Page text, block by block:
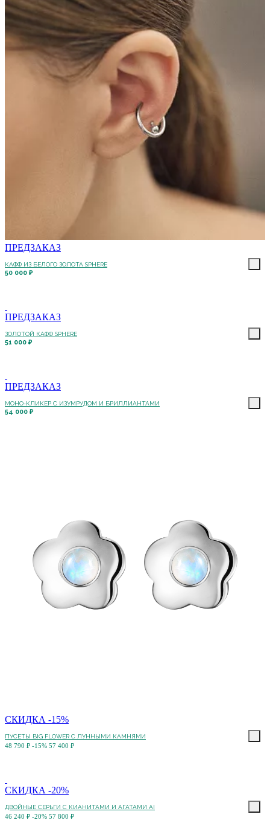
ПРЕДЗАКАЗ
КАФФ ИЗ БЕЛОГО ЗОЛОТА SPHERE
50 000 ₽
ПРЕДЗАКАЗ
ЗОЛОТОЙ КАФФ SPHERE
51 000 ₽
ПРЕДЗАКАЗ
МОНО-КЛИКЕР С ИЗУМРУДОМ И БРИЛЛИАНТАМИ
54 000 ₽
СКИДКА -15%
ПУСЕТЫ BIG FLOWER С ЛУННЫМИ КАМНЯМИ
48 790 ₽ -15% 57 400 ₽
СКИДКА -20%
ДВОЙНЫЕ СЕРЬГИ С КИАНИТАМИ И АГАТАМИ AI
46 240 ₽ -20% 57 800 ₽